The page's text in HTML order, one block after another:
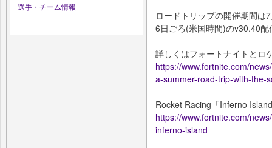
選手・チーム情報
ロードトリップの開催期間は
6日ごろ(米国時間)のv30.40
詳しくはフォートナイトとロ
https://www.fortnite.com/
a-summer-road-trip-with-the-
Rocket Racing「Inferno
https://www.fortnite.com/
inferno-island